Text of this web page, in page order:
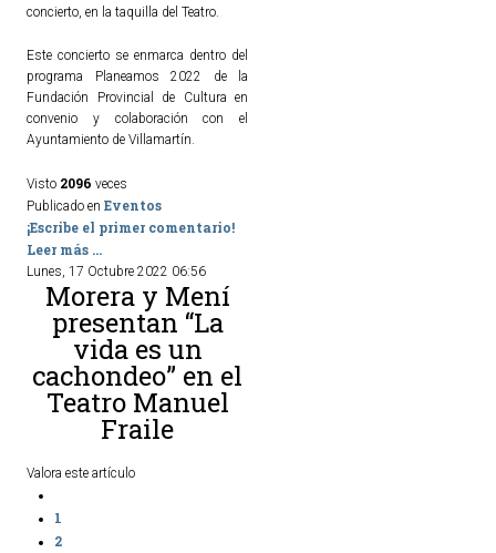
concierto, en la taquilla del Teatro.
Este concierto se enmarca dentro del
programa Planeamos 2022 de la
Fundación Provincial de Cultura en
convenio y colaboración con el
Ayuntamiento de Villamartín.
Visto 2096 veces
Publicado en Eventos
¡Escribe el primer comentario!
Leer más ...
Lunes, 17 Octubre 2022 06:56
Morera y Mení
presentan “La
vida es un
cachondeo” en el
Teatro Manuel
Fraile
Valora este artículo
1
2